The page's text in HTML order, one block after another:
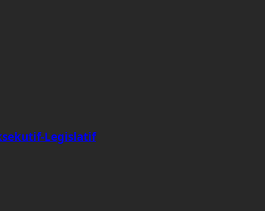
Legislatif